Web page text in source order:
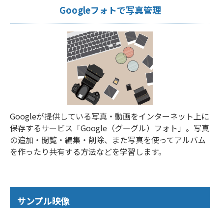
Googleフォトで写真管理
Googleが提供している写真・動画をインターネット上に
保存するサービス「Google（グーグル）フォト」。写真
の追加・閲覧・編集・削除、また写真を使ってアルバム
を作ったり共有する方法などを学習します。
サンプル映像